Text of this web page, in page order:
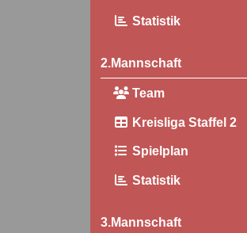
Statistik
2.Mannschaft
Team
Kreisliga Staffel 2
Spielplan
Statistik
3.Mannschaft